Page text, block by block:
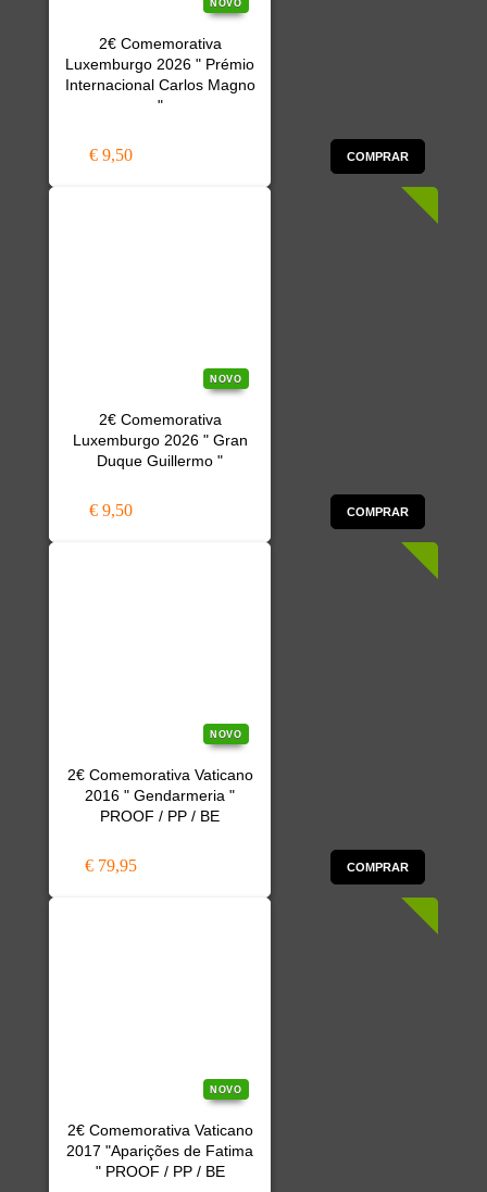
NOVO
2€ Comemorativa
Luxemburgo 2026 " Prémio
Internacional Carlos Magno
"
€ 9,50 COMPRAR
NOVO
2€ Comemorativa
Luxemburgo 2026 " Gran
Duque Guillermo "
€ 9,50 COMPRAR
NOVO
2€ Comemorativa Vaticano
2016 " Gendarmeria "
PROOF / PP / BE
€ 79,95 COMPRAR
NOVO
2€ Comemorativa Vaticano
2017 "Aparições de Fatima
" PROOF / PP / BE